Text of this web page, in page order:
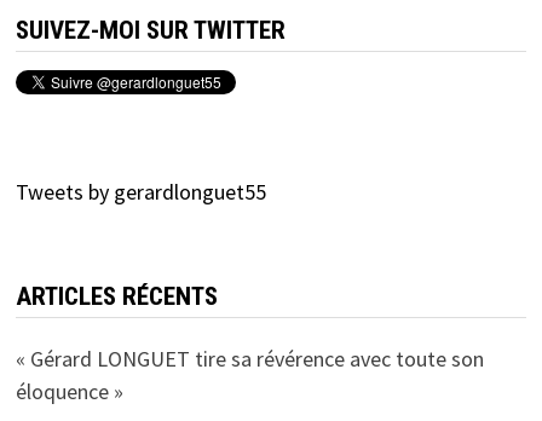
SUIVEZ-MOI SUR TWITTER
Tweets by gerardlonguet55
ARTICLES RÉCENTS
« Gérard LONGUET tire sa révérence avec toute son
éloquence »